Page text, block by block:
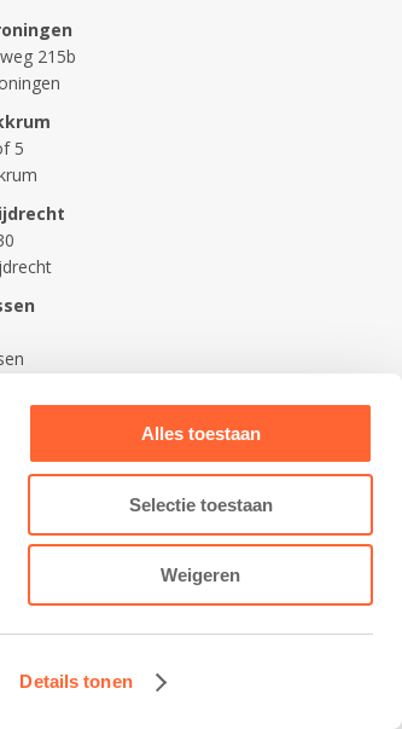
Details tonen
Alles toestaan
Selectie toestaan
Weigeren
215b
5
Contact opnemen